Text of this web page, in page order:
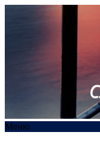
Меню